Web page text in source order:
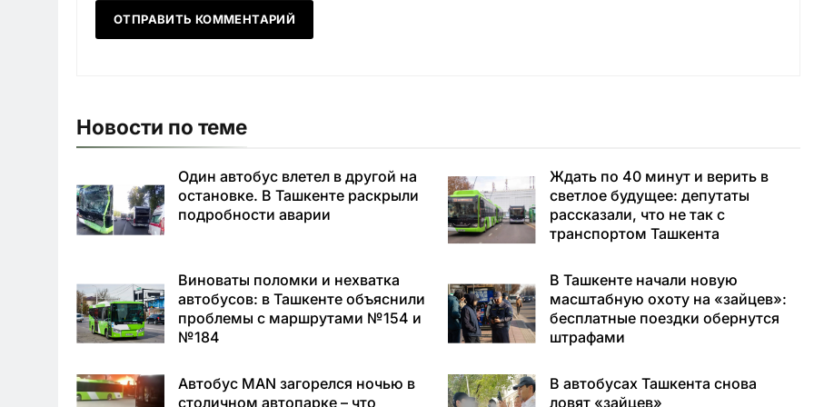
Новости по теме
Один автобус влетел в другой на
остановке. В Ташкенте раскрыли
подробности аварии
Ждать по 40 минут и верить в
светлое будущее: депутаты
рассказали, что не так с
транспортом Ташкента
Виноваты поломки и нехватка
автобусов: в Ташкенте объяснили
проблемы с маршрутами №154 и
№184
В Ташкенте начали новую
масштабную охоту на «зайцев»:
бесплатные поездки обернутся
штрафами
Автобус MAN загорелся ночью в
столичном автопарке – что
В автобусах Ташкента снова
ловят «зайцев»